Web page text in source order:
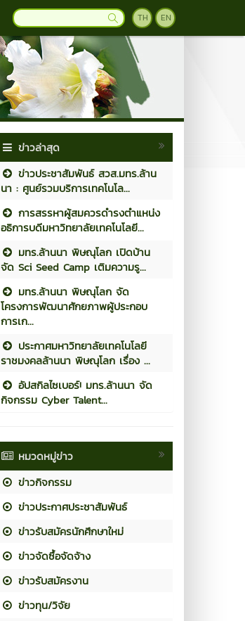
TH EN
ข่าวล่าสุด
ข่าวประชาสัมพันธ์ สวส.มทร.ล้าน
นา : ศูนย์รวมบริการเทคโนโล...
การสรรหาผู้สมควรดำรงตำแหน่ง
อธิการบดีมหาวิทยาลัยเทคโนโลยี...
มทร.ล้านนา พิษณุโลก เปิดบ้าน
จัด Sci Seed Camp เติมความรู...
มทร.ล้านนา พิษณุโลก จัด
โครงการพัฒนาศักยภาพผู้ประกอบ
การเก...
ประกาศมหาวิทยาลัยเทคโนโลยี
ราชมงคลล้านนา พิษณุโลก เรื่อง ...
อัปสกิลไซเบอร์! มทร.ล้านนา จัด
กิจกรรม Cyber Talent...
หมวดหมู่ข่าว
ข่าวกิจกรรม
ข่าวประกาศประชาสัมพันธ์
ข่าวรับสมัครนักศึกษาใหม่
ข่าวจัดซื้อจัดจ้าง
ข่าวรับสมัครงาน
ข่าวทุน/วิจัย